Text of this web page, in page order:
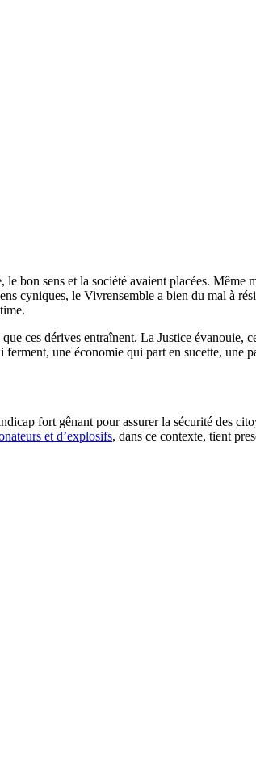
bon sens et la société avaient placées. Même
cyniques, le Vivrensemble a bien du mal à
ces dérives entraînent. La Justice évanouie,
une économie qui part en sucette, une
fort gênant pour assurer la sécurité des
et d’explosifs, dans ce contexte, tient